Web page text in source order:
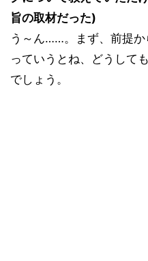
旨の取材だった)
う～ん……。まず、前提か
っていうとね、どうして
でしょう。